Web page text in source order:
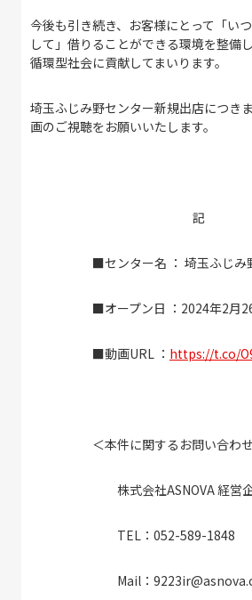
今後も引き続き、お客様にとって「い
して」借りることができる環境を整備
循環型社会に貢献してまいります。
埼玉ふじみ野センター新規出店につき
画のご視聴をお願いいたします。
記
■センター名 ： 埼玉ふじみ野
■オープン日 ：2024年2月26
■動画URL ： https://t.co/
＜本件に関するお問い合わ
株式会社ASNOVA 経営企
TEL：052-589-1848
Mail：